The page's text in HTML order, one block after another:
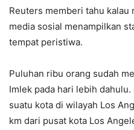
Reuters memberi tahu kalau
media sosial menampilkan
tempat peristiwa.
Puluhan ribu orang sudah
Imlek pada hari lebih
suatu kota di wilayah Los
km dari pusat kota Los